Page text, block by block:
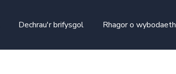
Dechrau'r brifysgol Rhagor o wybodaeth